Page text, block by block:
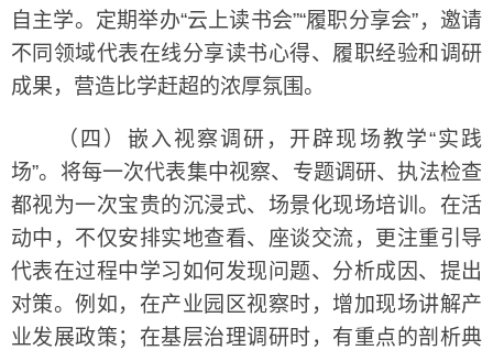
自主学。定期举办“云上读书会”“履职分享会”，邀请
不同领域代表在线分享读书心得、履职经验和调研
成果，营造比学赶超的浓厚氛围。
（四）嵌入视察调研，开辟现场教学“实践
场”。将每一次代表集中视察、专题调研、执法检查
都视为一次宝贵的沉浸式、场景化现场培训。在活
动中，不仅安排实地查看、座谈交流，更注重引导
代表在过程中学习如何发现问题、分析成因、提出
对策。例如，在产业园区视察时，增加现场讲解产
业发展政策；在基层治理调研时，有重点的剖析典